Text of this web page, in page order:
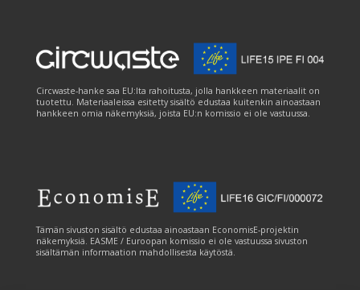
Circwaste-hanke saa EU:lta rahoitusta, jolla hankkeen materiaalit on
tuotettu. Materiaaleissa esitetty sisältö edustaa kuitenkin ainoastaan
hankkeen omia näkemyksiä, joista EU:n komissio ei ole vastuussa.
Tämän sivuston sisältö edustaa ainoastaan EconomisE-projektin
näkemyksiä. EASME / Euroopan komissio ei ole vastuussa sivuston
sisältämän informaation mahdollisesta käytöstä.